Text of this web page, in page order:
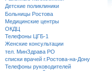
Детские поликлиники
Больницы Ростова
Медицинские центры
ОКДЦ
Телефоны ЦГБ-1
Женские консультации
тел. МинЗдрава РО
списки врачей г.Ростова-на-Дону
Телефоны руководителей